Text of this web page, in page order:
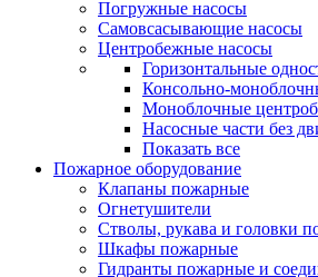
Погружные насосы
Самовсасывающие насосы
Центробежные насосы
Горизонтальные
Консольно-
Моноблочные
Насосные части без
Показать все
Пожарное оборудование
Клапаны пожарные
Огнетушители
Стволы, рукава и головки
Шкафы пожарные
Гидранты пожарные и